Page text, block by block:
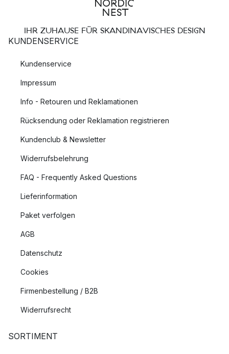
IHR ZUHAUSE FÜR SKANDINAVISCHES DESIGN
KUNDENSERVICE
Kundenservice
Impressum
Info - Retouren und Reklamationen
Rücksendung oder Reklamation registrieren
Kundenclub & Newsletter
Widerrufsbelehrung
FAQ - Frequently Asked Questions
Lieferinformation
Paket verfolgen
AGB
Datenschutz
Cookies
Firmenbestellung / B2B
Widerrufsrecht
SORTIMENT